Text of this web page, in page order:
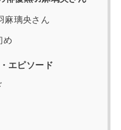
麻璃央さん
め
エピソード